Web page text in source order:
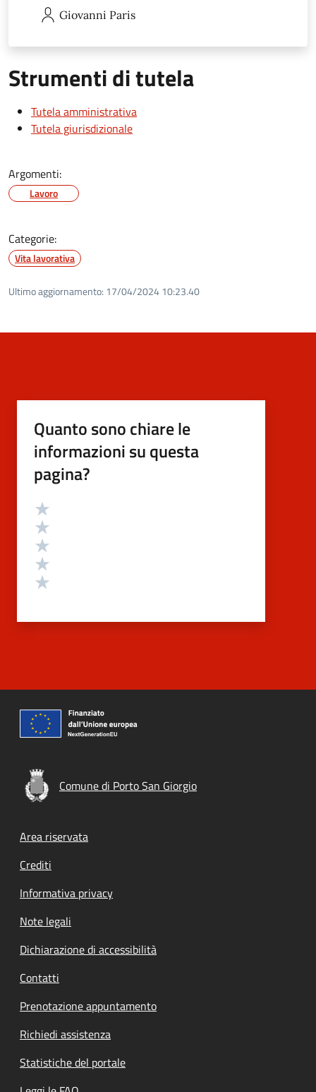
Giovanni Paris
Strumenti di tutela
Tutela amministrativa
Tutela giurisdizionale
Argomenti:
Lavoro
Categorie:
Vita lavorativa
Ultimo aggiornamento: 17/04/2024 10:23.40
Quanto sono chiare le
informazioni su questa
pagina?
Valutazione
Comune di Porto San Giorgio
Footer menu
Area riservata
Crediti
Informativa privacy
Note legali
Dichiarazione di accessibilità
Contatti
Prenotazione appuntamento
Richiedi assistenza
Statistiche del portale